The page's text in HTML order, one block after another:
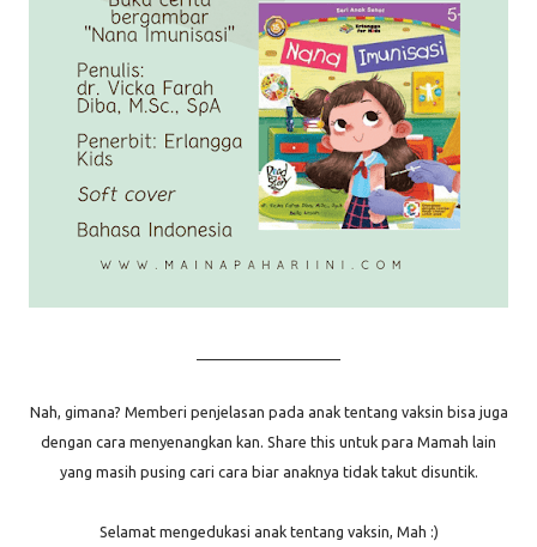
Nah, gimana? Memberi penjelasan pada anak tentang vaksin bisa juga
dengan cara menyenangkan kan. Share this untuk para Mamah lain
yang masih pusing cari cara biar anaknya tidak takut disuntik.
Selamat mengedukasi anak tentang vaksin, Mah :)